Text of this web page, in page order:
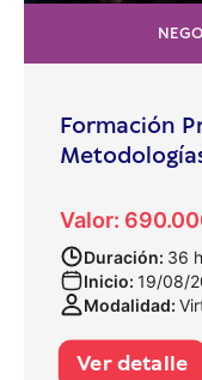
Formación
Valor:
Duración: 36
Inicio: 19/08/
Modalidad:
Ver detalle